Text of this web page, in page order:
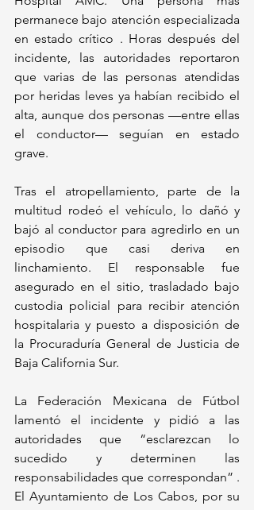
permanece bajo atención especializada
en estado crítico . Horas después del
incidente, las autoridades reportaron
que varias de las personas atendidas
por heridas leves ya habían recibido el
alta, aunque dos personas —entre ellas
el conductor— seguían en estado
grave.
Tras el atropellamiento, parte de la
multitud rodeó el vehículo, lo dañó y
bajó al conductor para agredirlo en un
episodio que casi deriva en
linchamiento. El responsable fue
asegurado en el sitio, trasladado bajo
custodia policial para recibir atención
hospitalaria y puesto a disposición de
la Procuraduría General de Justicia de
Baja California Sur.
La Federación Mexicana de Fútbol
lamentó el incidente y pidió a las
autoridades que “esclarezcan lo
sucedido y determinen las
responsabilidades que correspondan” .
El Ayuntamiento de Los Cabos, por su